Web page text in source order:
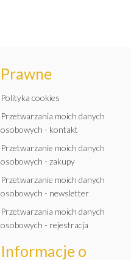
Prawne
Polityka cookies
Przetwarzania moich danych
osobowych - kontakt
Przetwarzanie moich danych
osobowych - zakupy
Przetwarzanie moich danych
osobowych - newsletter
Przetwarzania moich danych
osobowych - rejestracja
Informacje o